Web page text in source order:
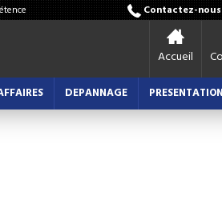
Contactez-nous
Accueil
DEPANNAGE PRESENTATION